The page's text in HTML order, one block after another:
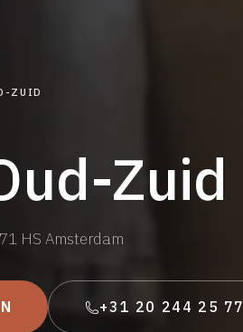
ZUID
Zuid
HS Amsterdam
+31 20 244 25 77